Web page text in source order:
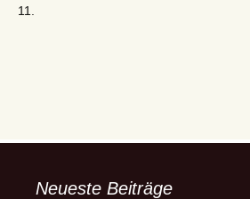
11.
Neueste Beiträge